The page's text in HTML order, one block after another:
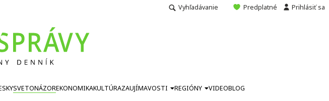
Vyhľadávanie Predplatné Prihlásiť sa
SVETONÁZOREKONOMIKAKULTÚRAZAUJÍMAVOSTI REGIÓNY VIDEOBLOG